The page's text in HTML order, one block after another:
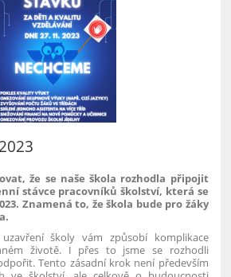
že se naše škola rozhodla připojit
stávce pracovníků školství, která se
Znamená to, že škola bude pro žáky
školy vám způsobí komplikace
životě. I přes to jsme se rozhodli
Tento zásadní krok není především